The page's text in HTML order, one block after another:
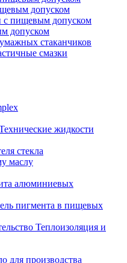
допуском
с пищевым допуском
допуском
стаканчиков
смазки
жидкости
стекла
маслу
алюминиевых
пигмента в пищевых
Теплоизоляция и
для производства